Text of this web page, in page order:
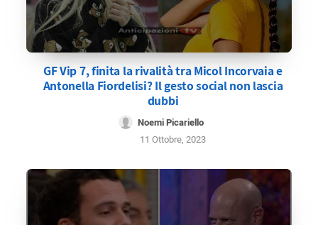
GF Vip 7, finita la rivalità tra Micol Incorvaia e
Antonella Fiordelisi? Il gesto social non lascia
dubbi
Noemi Picariello
11 Ottobre, 2023